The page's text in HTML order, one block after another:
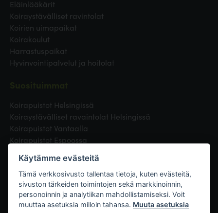
Eläinlääkärit
Koiraystävälliset ravintolat
Koirien uimapaikat
Koirakoulut
Harrastuspaikat
Hyvinvointipalvelut ja hoitolat
Koirapuistot Helsingissä
Koiraystävälliset ravaintolat Helsingissä
Koirapuistot Vantaalla
Koirapuistot Espoossa
Eläinlääkäri Helsingissä
Koirapuistot Tampereella
Linkit
Käytämme evästeitä
Tämä verkkosivusto tallentaa tietoja, kuten evästeitä,
sivuston tärkeiden toimintojen sekä markkinoinnin,
personoinnin ja analytiikan mahdollistamiseksi. Voit
muuttaa asetuksia milloin tahansa. Muuta asetuksia